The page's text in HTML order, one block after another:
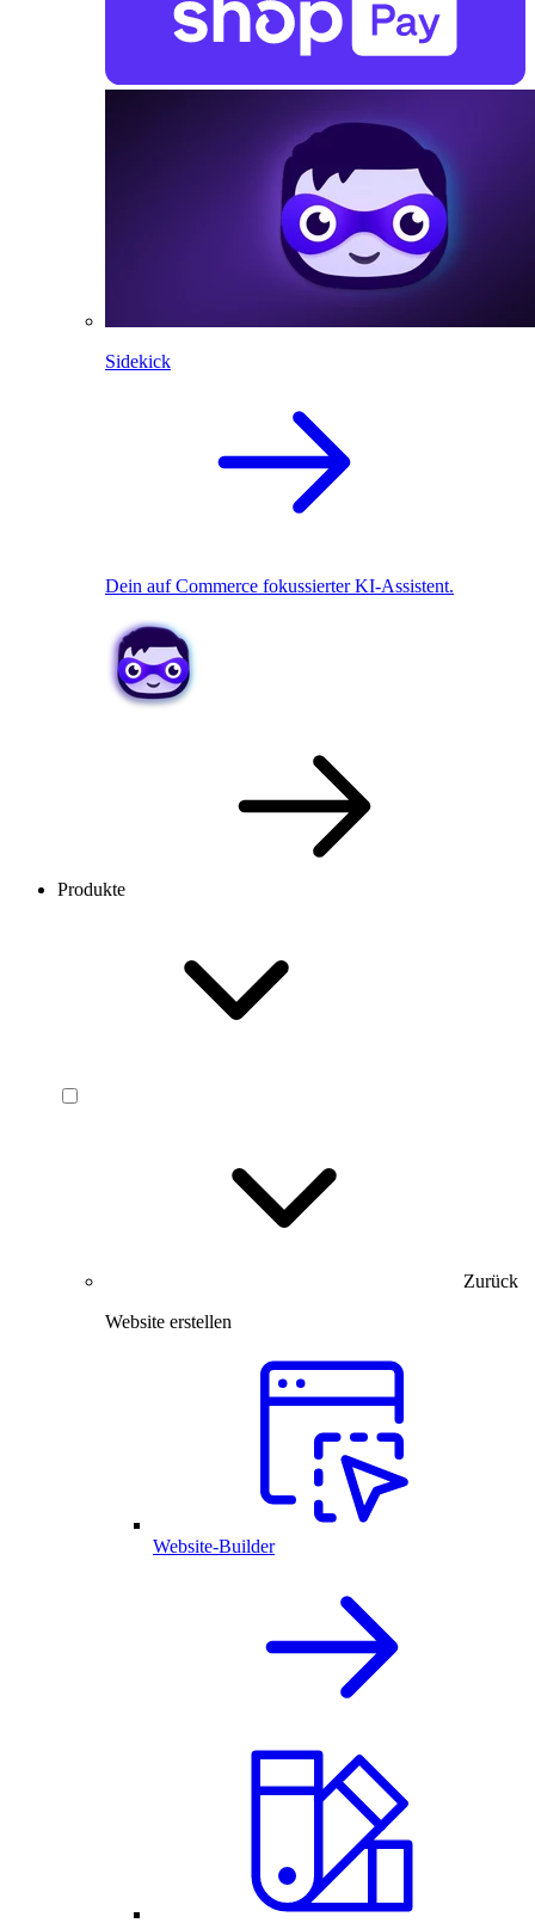
Sidekick
Dein auf Commerce fokussierter KI-Assistent.
Produkte
Zurück
Website erstellen
Website-Builder